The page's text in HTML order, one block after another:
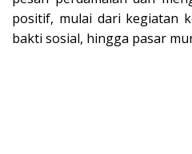
positif, mulai dari kegiatan
bakti sosial, hingga pasar